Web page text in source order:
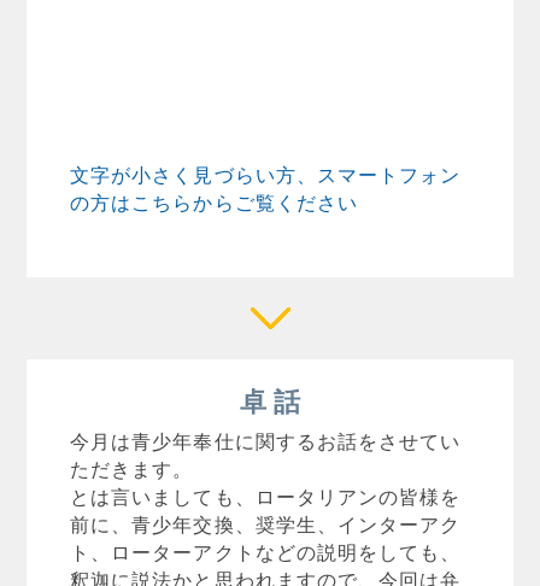
文字が小さく見づらい方、スマートフォン
の方はこちらからご覧ください
卓 話
今月は青少年奉仕に関するお話をさせてい
ただきます。
とは言いましても、ロータリアンの皆様を
前に、青少年交換、奨学生、インターアク
ト、ローターアクトなどの説明をしても、
釈迦に説法かと思われますので、今回は弁